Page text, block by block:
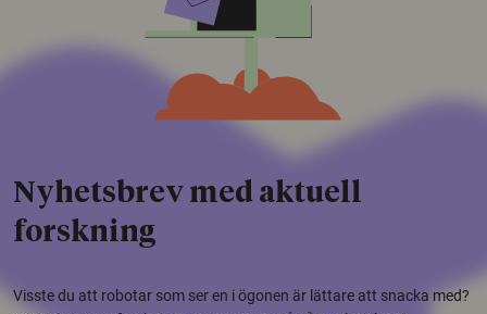
Nyhetsbrev med aktuell
forskning
Visste du att robotar som ser en i ögonen är lättare att snacka med?